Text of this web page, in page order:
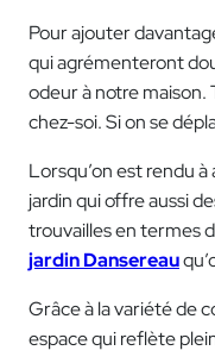
Pour ajouter
qui agrémenteront
odeur à notre maison.
chez-soi. Si on se
Lorsqu’on est rendu
jardin qui offre aussi
trouvailles en termes
jardin Dansereau
Grâce à la variété de
espace qui reflète